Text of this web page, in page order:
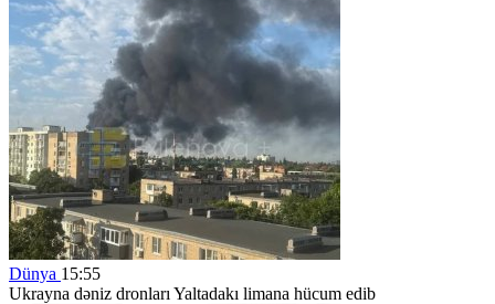
Dünya 15:55
Ukrayna dəniz dronları Yaltadakı limana hücum edib